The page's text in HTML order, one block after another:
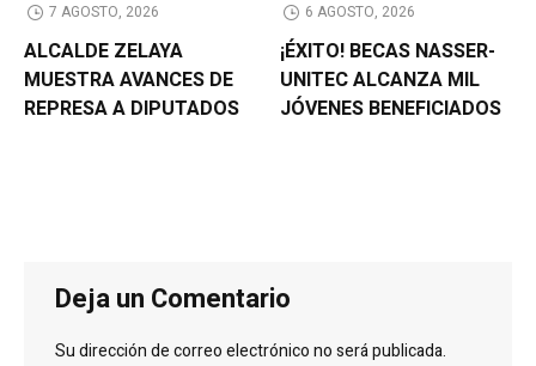
7 AGOSTO, 2026
ALCALDE ZELAYA
MUESTRA AVANCES DE
REPRESA A DIPUTADOS
6 AGOSTO, 2026
¡ÉXITO! BECAS NASSER-
UNITEC ALCANZA MIL
JÓVENES BENEFICIADOS
Deja un Comentario
Su dirección de correo electrónico no será publicada.